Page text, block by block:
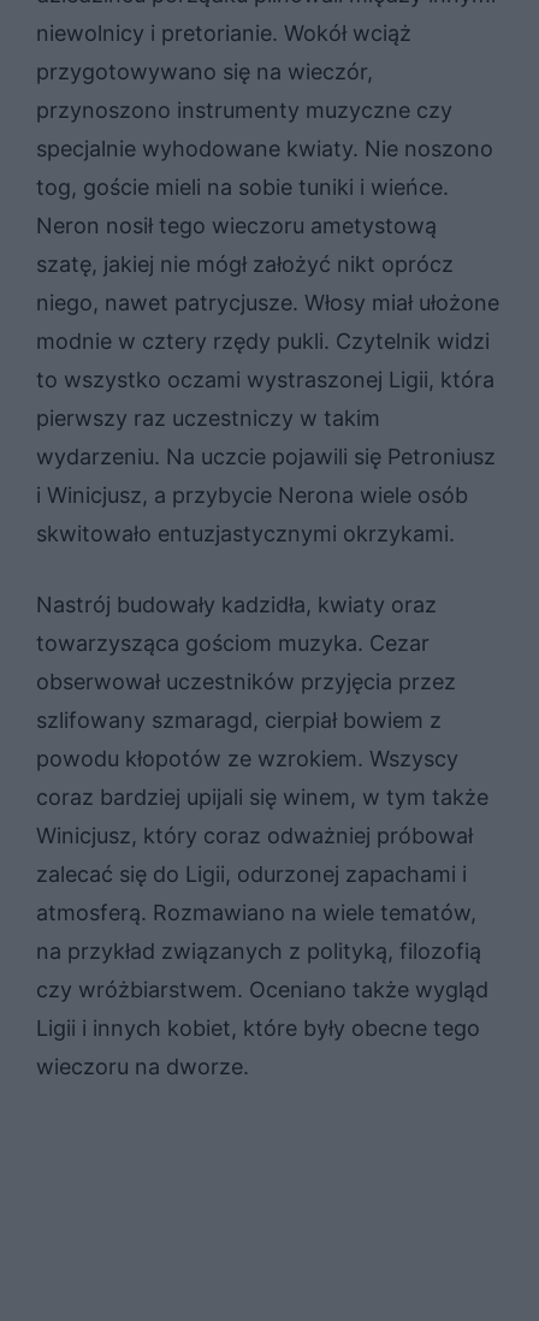
niewolnicy i pretorianie. Wokół wciąż
przygotowywano się na wieczór,
przynoszono instrumenty muzyczne czy
specjalnie wyhodowane kwiaty. Nie noszono
tog, goście mieli na sobie tuniki i wieńce.
Neron nosił tego wieczoru ametystową
szatę, jakiej nie mógł założyć nikt oprócz
niego, nawet patrycjusze. Włosy miał ułożone
modnie w cztery rzędy pukli. Czytelnik widzi
to wszystko oczami wystraszonej Ligii, która
pierwszy raz uczestniczy w takim
wydarzeniu. Na uczcie pojawili się Petroniusz
i Winicjusz, a przybycie Nerona wiele osób
skwitowało entuzjastycznymi okrzykami.
Nastrój budowały kadzidła, kwiaty oraz
towarzysząca gościom muzyka. Cezar
obserwował uczestników przyjęcia przez
szlifowany szmaragd, cierpiał bowiem z
powodu kłopotów ze wzrokiem. Wszyscy
coraz bardziej upijali się winem, w tym także
Winicjusz, który coraz odważniej próbował
zalecać się do Ligii, odurzonej zapachami i
atmosferą. Rozmawiano na wiele tematów,
na przykład związanych z polityką, filozofią
czy wróżbiarstwem. Oceniano także wygląd
Ligii i innych kobiet, które były obecne tego
wieczoru na dworze.